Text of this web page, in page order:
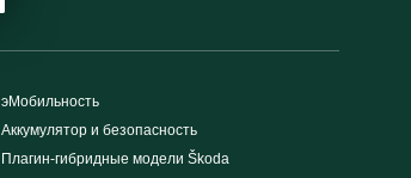
эМобильность
Аккумулятор и безопасность
Плагин-гибридные модели Škoda